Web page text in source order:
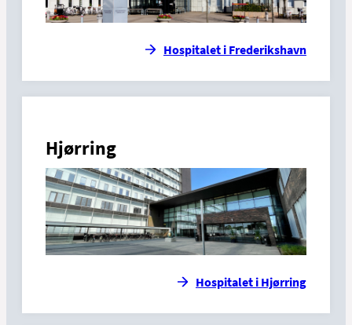
Hospitalet i Frederikshavn
Hjørring
Hospitalet i Hjørring